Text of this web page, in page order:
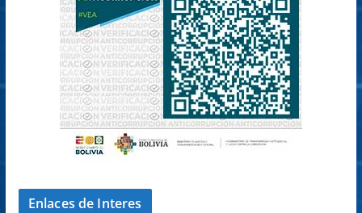
Enlaces de Interes